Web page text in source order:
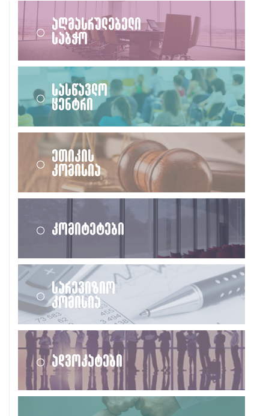
აღმასრულებელი
საბჭო
სასწავლო
ცენტრი
ეთიკის
კომისია
კომიტეტები
სარევიზიო
კომისია
ადვოკატები